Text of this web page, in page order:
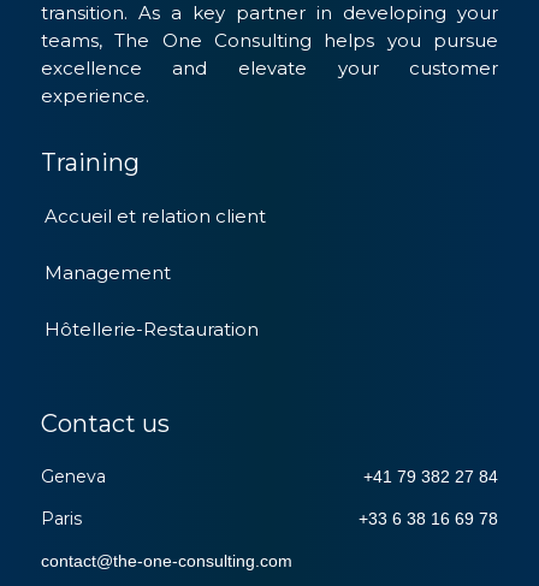
transition. As a key partner in developing your
teams, The One Consulting helps you pursue
excellence and elevate your customer
experience.
Training
Accueil et relation client
Management
Hôtellerie-Restauration
Contact us
Geneva +41 79 382 27 84
Paris +33 6 38 16 69 78
contact@the-one-consulting com